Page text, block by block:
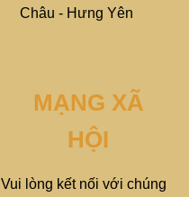
Châu - Hưng Yên
MẠNG XÃ
HỘI
Vui lòng kết nối với chúng